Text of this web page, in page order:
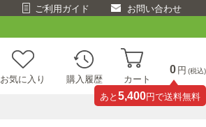
ご利用ガイド お問い合わせ
お気に入り 購入履歴 カート
0 円 (税込)
あと 5,400円で送料無料